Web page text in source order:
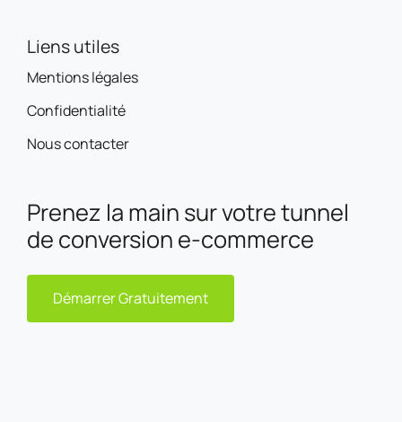
Liens utiles
Mentions légales
Confidentialité
Nous contacter
Prenez la main sur votre tunnel
de conversion e-commerce
Démarrer Gratuitement